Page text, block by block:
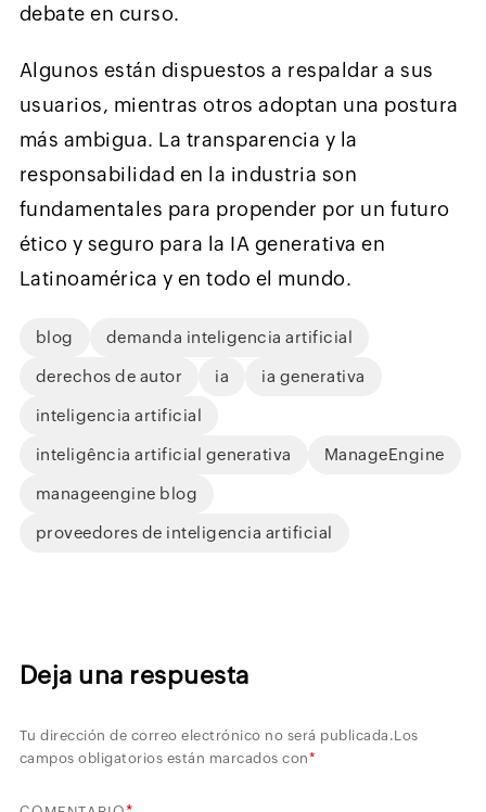
debate en curso.
Algunos están dispuestos a respaldar a sus
usuarios, mientras otros adoptan una postura
más ambigua. La transparencia y la
responsabilidad en la industria son
fundamentales para propender por un futuro
ético y seguro para la IA generativa en
Latinoamérica y en todo el mundo.
blog demanda inteligencia artificial
derechos de autor ia ia generativa
inteligencia artificial
inteligência artificial generativa ManageEngine
manageengine blog
proveedores de inteligencia artificial
Deja una respuesta
Tu dirección de correo electrónico no será publicada.Los
campos obligatorios están marcados con*